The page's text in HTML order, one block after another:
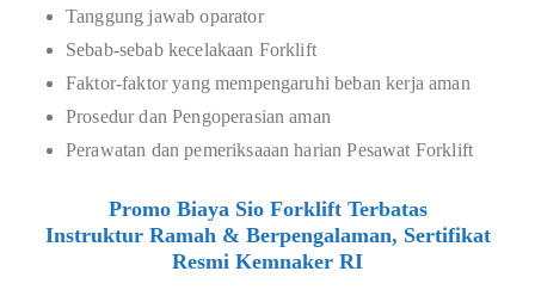
Tanggung jawab oparator
Sebab-sebab kecelakaan Forklift
Faktor-faktor yang mempengaruhi beban kerja aman
Prosedur dan Pengoperasian aman
Perawatan dan pemeriksaaan harian Pesawat Forklift
Promo Biaya Sio Forklift Terbatas
Instruktur Ramah & Berpengalaman, Sertifikat
Resmi Kemnaker RI